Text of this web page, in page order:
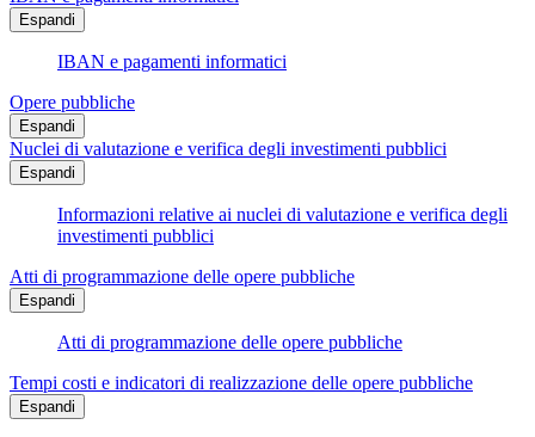
Espandi
IBAN e pagamenti informatici
Opere pubbliche
Espandi
Nuclei di valutazione e verifica degli investimenti pubblici
Espandi
Informazioni relative ai nuclei di valutazione e verifica degli
investimenti pubblici
Atti di programmazione delle opere pubbliche
Espandi
Atti di programmazione delle opere pubbliche
Tempi costi e indicatori di realizzazione delle opere pubbliche
Espandi